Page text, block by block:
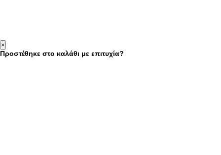
×
Προστέθηκε στο καλάθι με επιτυχία?